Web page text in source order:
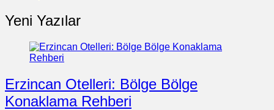
Yeni Yazılar
Erzincan Otelleri: Bölge Bölge
Konaklama Rehberi